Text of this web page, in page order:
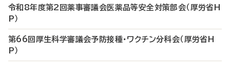
令和8年度第2回薬事審議会医薬品等安全対策部会（厚労省H
P）
第66回厚生科学審議会予防接種・ワクチン分科会（厚労省H
P）